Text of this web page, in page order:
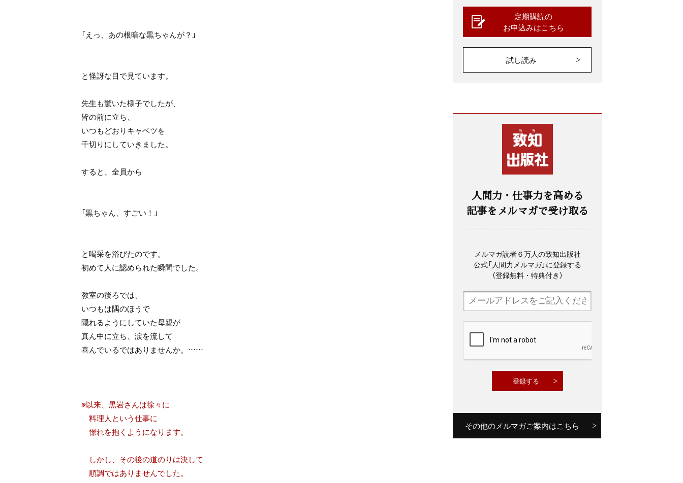
「えっ、あの根暗な黒ちゃんが？」
と怪訝な目で見ています。
先生も驚いた様子でしたが、
皆の前に立ち、
いつもどおりキャベツを
千切りにしていきました。
すると、全員から
「黒ちゃん、すごい！」
と喝采を浴びたのです。
初めて人に認められた瞬間でした。
教室の後ろでは、
いつもは隅のほうで
隠れるようにしていた母親が
真ん中に立ち、涙を流して
喜んでいるではありませんか。……
※以来、黒岩さんは徐々に
料理人という仕事に
憬れを抱くようになります。
しかし、その後の道のりは決して
順調ではありませんでした。
定期購読の
お申込みはこちら
試し読み
人間力・仕事力を高める
記事をメルマガで受け取る
メルマガ読者６万人の致知出版社
公式「人間力メルマガ」に登録する
（登録無料・特典付き）
その他のメルマガご案内はこちら